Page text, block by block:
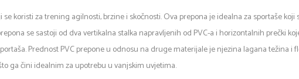
koristi za trening agilnosti, brzine i skočnosti. Ova prepona je idealna za sportaše
se sastoji od dva vertikalna stalka napravljenih od PVC-a i horizontalnih prečki
Prednost PVC prepone u odnosu na druge materijale je njezina lagana težina i
ga čini idealnim za upotrebu u vanjskim uvjetima.